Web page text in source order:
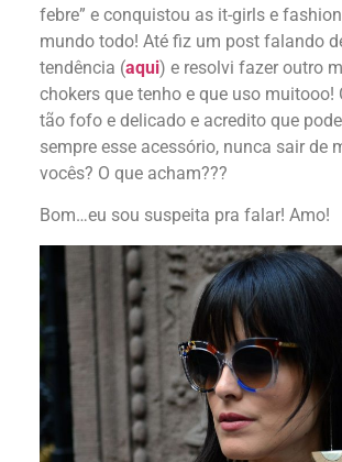
febre” e conquistou as it-girls e
mundo todo! Até fiz um post falando
tendência (aqui) e resolvi fazer outro
chokers que tenho e que uso muitooo!
tão fofo e delicado e acredito que
sempre esse acessório, nunca sair de
vocês? O que acham???
Bom…eu sou suspeita pra falar! Amo!